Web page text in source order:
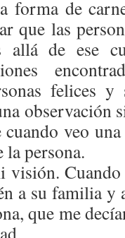
forma de
que las
allá de ese
felices y
observación
veo una
la persona.
visión.
a su familia y
que me